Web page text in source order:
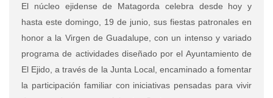
El núcleo ejidense de Matagorda celebra desde hoy y
hasta este domingo, 19 de junio, sus fiestas patronales en
honor a la Virgen de Guadalupe, con un intenso y variado
programa de actividades diseñado por el Ayuntamiento de
El Ejido, a través de la Junta Local, encaminado a fomentar
la participación familiar con iniciativas pensadas para vivir